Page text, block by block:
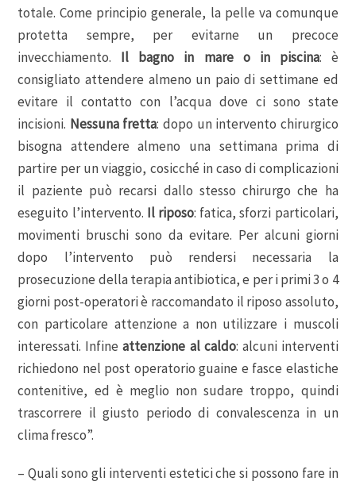
totale. Come principio generale, la pelle va comunque
protetta sempre, per evitarne un precoce
invecchiamento. Il bagno in mare o in piscina: è
consigliato attendere almeno un paio di settimane ed
evitare il contatto con l’acqua dove ci sono state
incisioni. Nessuna fretta: dopo un intervento chirurgico
bisogna attendere almeno una settimana prima di
partire per un viaggio, cosicché in caso di complicazioni
il paziente può recarsi dallo stesso chirurgo che ha
eseguito l’intervento. Il riposo: fatica, sforzi particolari,
movimenti bruschi sono da evitare. Per alcuni giorni
dopo l’intervento può rendersi necessaria la
prosecuzione della terapia antibiotica, e per i primi 3 o 4
giorni post-operatori è raccomandato il riposo assoluto,
con particolare attenzione a non utilizzare i muscoli
interessati. Infineattenzione al caldo: alcuni interventi
richiedono nel post operatorio guaine e fasce elastiche
contenitive, ed è meglio non sudare troppo, quindi
trascorrere il giusto periodo di convalescenza in un
clima fresco”.
– Quali sono gli interventi estetici che si possono fare in